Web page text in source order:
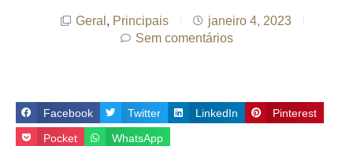
Geral , Principais
janeiro 4, 2023
Sem comentários
Facebook Twitter LinkedIn Pinterest
Pocket WhatsApp